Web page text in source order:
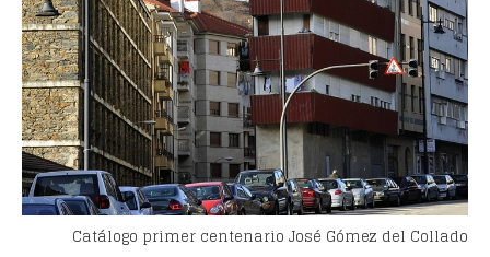
Catálogo primer centenario José Gómez del Collado